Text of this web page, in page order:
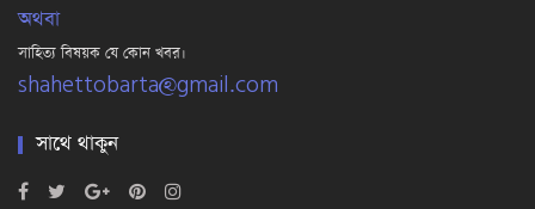
অথবা
সাহিত্য বিষয়ক যে কোন খবর।
shahettobarta@gmail.com
সাথে থাকুন